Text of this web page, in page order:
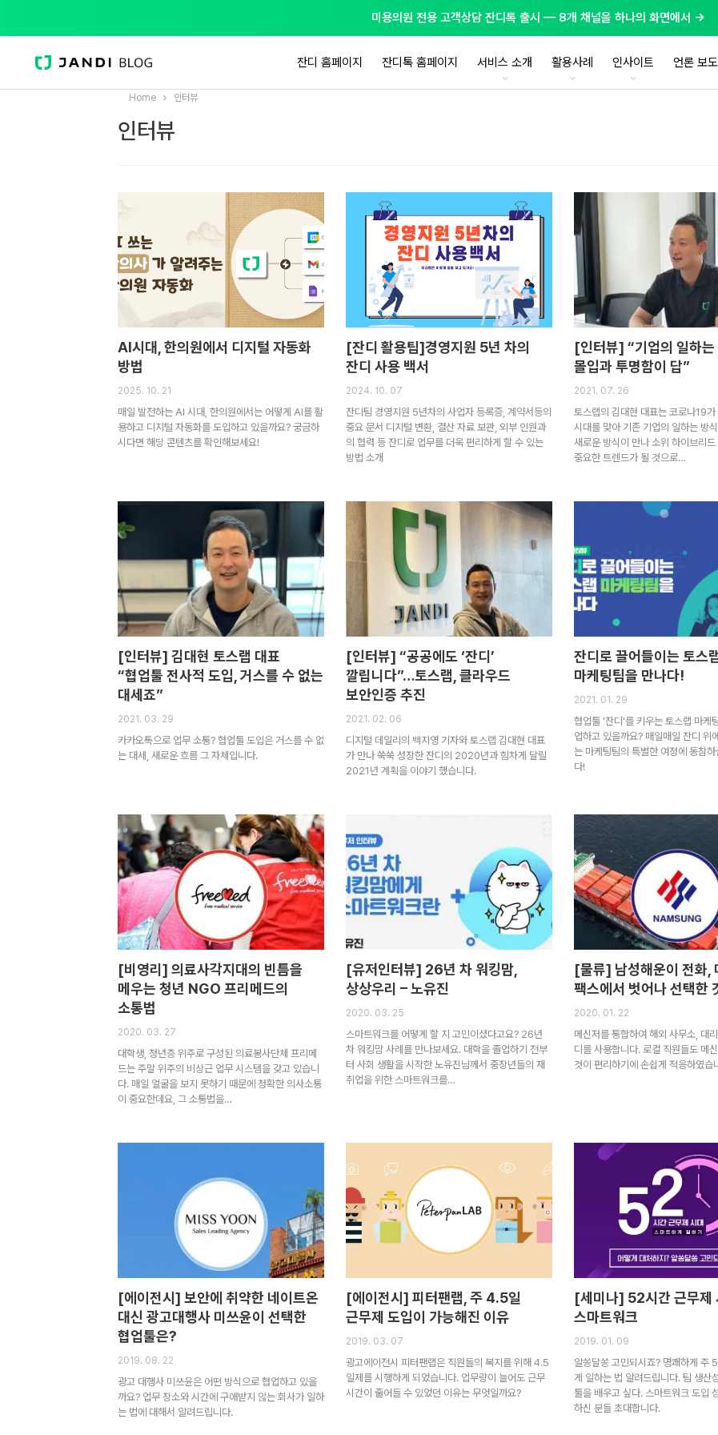
미용의원 전용 고객상담 잔디톡 출시 — 8개 채널을 하나의 화면에서 →
잔디 홈페이지 잔디톡 홈페이지 서비스 소개 활용사례 인사이트 언론 보도
Home 인터뷰
인터뷰
AI시대, 한의원에서 디지털 자동화
방법
2025. 10. 21
매일 발전하는 AI 시대, 한의원에서는 어떻게 AI를 활
용하고 디지털 자동화를 도입하고 있을까요? 궁금하
시다면 해당 콘텐츠를 확인해보세요!
[잔디 활용팁]경영지원 5년 차의
잔디 사용 백서
2024. 10. 07
잔디팀 경영지원 5년차의 사업자 등록증, 계약서등의
중요 문서 디지털 변환, 결산 자료 보관, 외부 인원과
의 협력 등 잔디로 업무를 더욱 편리하게 할 수 있는
방법 소개
[인터뷰] “기업의 일하는
몰입과 투명함이 답”
2021. 07. 26
토스랩의 김대현 대표는 코로나19
시대를 맞아 기존 기업의 일하는 방
새로운 방식이 만나 소위 하이브리드
중요한 트렌드가 될 것으로…
[인터뷰] 김대현 토스랩 대표
“협업툴 전사적 도입, 거스를 수 없는
대세죠”
2021. 03. 29
카카오톡으로 업무 소통? 협업툴 도입은 거스를 수 없
는 대세, 새로운 흐름 그 자체입니다.
[인터뷰] “공공에도 ‘잔디’
깔립니다”…토스랩, 클라우드
보안인증 추진
2021. 02. 06
디지털 데일리의 백지영 기자와 토스랩 김대현 대표
가 만나 쑥쑥 성장한 잔디의 2020년과 힘차게 달릴
2021년 계획을 이야기 했습니다.
잔디로 끌어들이는 토스
마케팅팀을 만나다!
2021. 01. 29
협업툴 '잔디'를 키우는 토스랩 마케
업하고 있을까요? 매일매일 잔디 위
는 마케팅팀의 특별한 여정에 동참하
다!
[비영리] 의료사각지대의 빈틈을
메우는 청년 NGO 프리메드의
소통법
2020. 03. 27
대학생, 청년층 위주로 구성된 의료봉사단체 프리메
드는 주말 위주의 비상근 업무 시스템을 갖고 있습니
다. 매일 얼굴을 보지 못하기 때문에 정확한 의사소통
이 중요한데요, 그 소통법을…
[유저인터뷰] 26년 차 워킹맘,
상상우리 – 노유진
2020. 03. 25
스마트워크를 어떻게 할 지 고민이셨다고요? 26년
차 워킹맘 사례를 만나보세요. 대학을 졸업하기 전부
터 사회 생활을 시작한 노유진님께서 중장년들의 재
취업을 위한 스마트워크를…
[물류] 남성해운이 전화,
팩스에서 벗어나 선택한
2020. 01. 22
메신저를 통합하여 해외 사무소, 대
디를 사용합니다. 로컬 직원들도 메
것이 편리하기에 손쉽게 적응하였습
[에이전시] 보안에 취약한 네이트온
대신 광고대행사 미쓰윤이 선택한
협업툴은?
2019. 08. 22
광고 대행사 미쓰윤은 어떤 방식으로 협업하고 있을
까요? 업무 장소와 시간에 구애받지 않는 회사가 일하
는 법에 대해서 알려드립니다.
[에이전시] 피터팬랩, 주 4.5일
근무제 도입이 가능해진 이유
2019. 03. 07
광고에이전시 피터팬랩은 직원들의 복지를 위해 4.5
일제를 시행하게 되었습니다. 업무량이 늘어도 근무
시간이 줄어들 수 있었던 이유는 무엇일까요?
[세미나] 52시간 근무제
스마트워크
2019. 01. 09
알쏭달쏭 고민되시죠? 명쾌하게 주
게 일하는 법 알려드립니다. 팀 생산
툴을 배우고 싶다. 스마트워크 도입
하신 분들 초대합니다.